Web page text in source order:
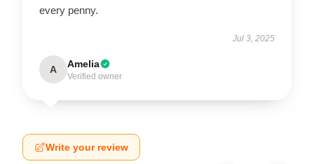
every penny.
Jul 3, 2025
A Amelia
Verified owner
Write your review